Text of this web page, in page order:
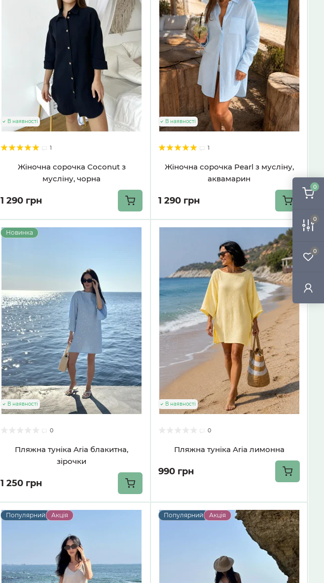
0
0
0
1
Жіночна сорочка Coconut з
мусліну, чорна
В наявності
1 290 грн
1
Жіночна сорочка Pearl з мусліну,
аквамарин
В наявності
1 290 грн
Новинка
0
Пляжна туніка Aria блакитна,
зірочки
В наявності
1 250 грн
0
Пляжна туніка Aria лимонна
В наявності
990 грн
Популярний Акція Популярний Акція